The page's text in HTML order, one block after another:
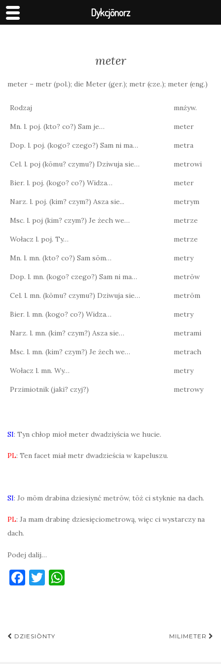
meter
meter – metr (pol.); die Meter (ger.); metr (cze.); meter (eng.)
Rodzaj mnżyw.
Mn. l. poj. (kto? co?) Sam je… meter
Dop. l. poj. (kogo? czego?) Sam ni ma… metra
Cel. l. poj (kōmu? czymu?) Dziwuja sie… metrowi
Bier. l. poj. (kogo? co?) Widza… meter
Narz. l. poj. (kim? czym?) Asza sie... metrym
Msc. l. poj (kim? czym?) Je żech we… metrze
Wołacz l. poj. Ty… metrze
Mn. l. mn. (kto? co?) Sam sōm… metry
Dop. l. mn. (kogo? czego?) Sam ni ma… metrōw
Cel. l. mn. (kōmu? czymu?) Dziwuja sie… metrōm
Bier. l. mn. (kogo? co?) Widza… metry
Narz. l. mn. (kim? czym?) Asza sie… metrami
Msc. l. mn. (kim? czym?) Je żech we… metrach
Wołacz l. mn. Wy… metry
Przimiotnik (jaki? czyj?) metrowy
SI: Tyn chłop mioł meter dwadziyścia we hucie.
PL: Ten facet miał metr dwadzieścia w kapeluszu.
SI: Jo mōm drabina dziesiynć metrōw, tōż ci styknie na dach.
PL: Ja mam drabinę dziesięciometrową, więc ci wystarczy na
dach.
Podej dalij…
F
b
T
r
Post
DZIESIŌNTY MILIMETER
Dykcjōnorz